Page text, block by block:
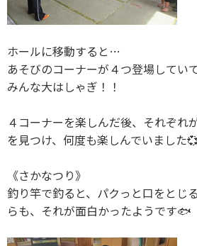
ホールに移動すると…
あそびのコーナーが４つ登場してい
みんな大はしゃぎ！！
４コーナーを楽しんだ後、それぞれ
を見つけ、何度も楽しんでいました💞
《さかなつり》
釣り竿で釣ると、パクっと口をとじ
らも、それが面白かったようです🐟